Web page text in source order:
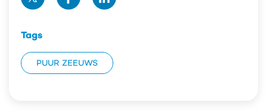
op
op
op
Tags
PUUR ZEEUWS